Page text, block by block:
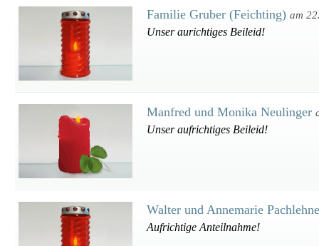
Familie Gruber (Feichting) am
Unser aurichtiges Beileid!
Manfred und Monika Neulinger
Unser aufrichtiges Beileid!
Walter und Annemarie
Aufrichtige Anteilnahme!